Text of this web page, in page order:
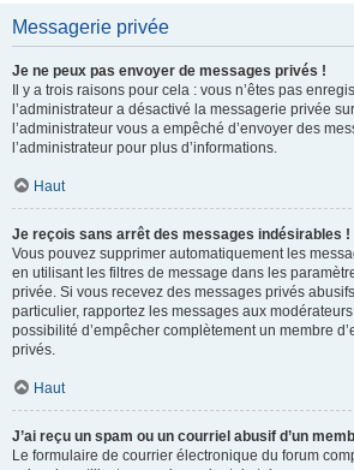
Messagerie privée
Je ne peux pas envoyer de messages privés !
Il y a trois raisons pour cela : vous n’êtes pas
l’administrateur a désactivé la messagerie privée
l’administrateur vous a empêché d’envoyer des
l’administrateur pour plus d’informations.
Haut
Je reçois sans arrêt des messages indésirables !
Vous pouvez supprimer automatiquement les
en utilisant les filtres de message dans les
privée. Si vous recevez des messages privés
particulier, rapportez les messages aux
possibilité d’empêcher complètement un membre
privés.
Haut
J’ai reçu un spam ou un courriel abusif d’un
Le formulaire de courrier électronique du forum